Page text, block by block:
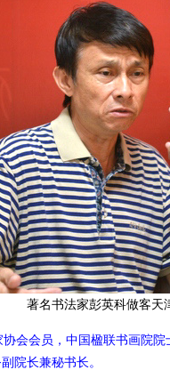
著名书法家彭英科做客天
会会员，中国楹联书画院
院长兼秘书长。